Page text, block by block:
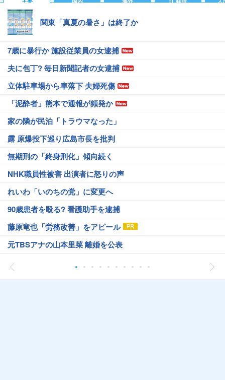
関東「真夏の暑さ」は終了か
7歳に暴行か 施設従業員の女逮捕
夫に包丁? 毎日新聞記者の女逮捕
立体駐車場から車落下 夫婦死傷
「泥酔者」熊本で通報が頻発か
家の隣が民泊「トラウマなった」
露 原爆投下巡り広島市長を批判
無期刑の「終身刑化」傾向続く
NHK職員性被害 出演者に怒りの声
れいわ「いのちの党」に変更へ
90歳患者を殴る? 看護助手を逮捕
藤原竜也「労務改善」をアピール
元TBSアナの山本里菜 離婚を公表